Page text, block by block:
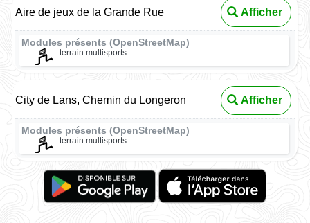
Aire de jeux de la Grande Rue Afficher
Modules présents (OpenStreetMap)
terrain multisports
City de Lans, Chemin du Longeron Afficher
Modules présents (OpenStreetMap)
terrain multisports